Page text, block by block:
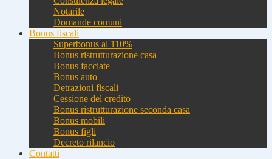
Notarile
Domande comuni
Bonus fiscali
Superbonus al 110%
Bonus ristrutturazione casa
Bonus facciate
Bonus auto
Detrazioni fiscali
Cessione del credito
Bonus ristrutturazione seconda casa
Bonus mobili
Bonus figli
Decreto rilancio
Contatti